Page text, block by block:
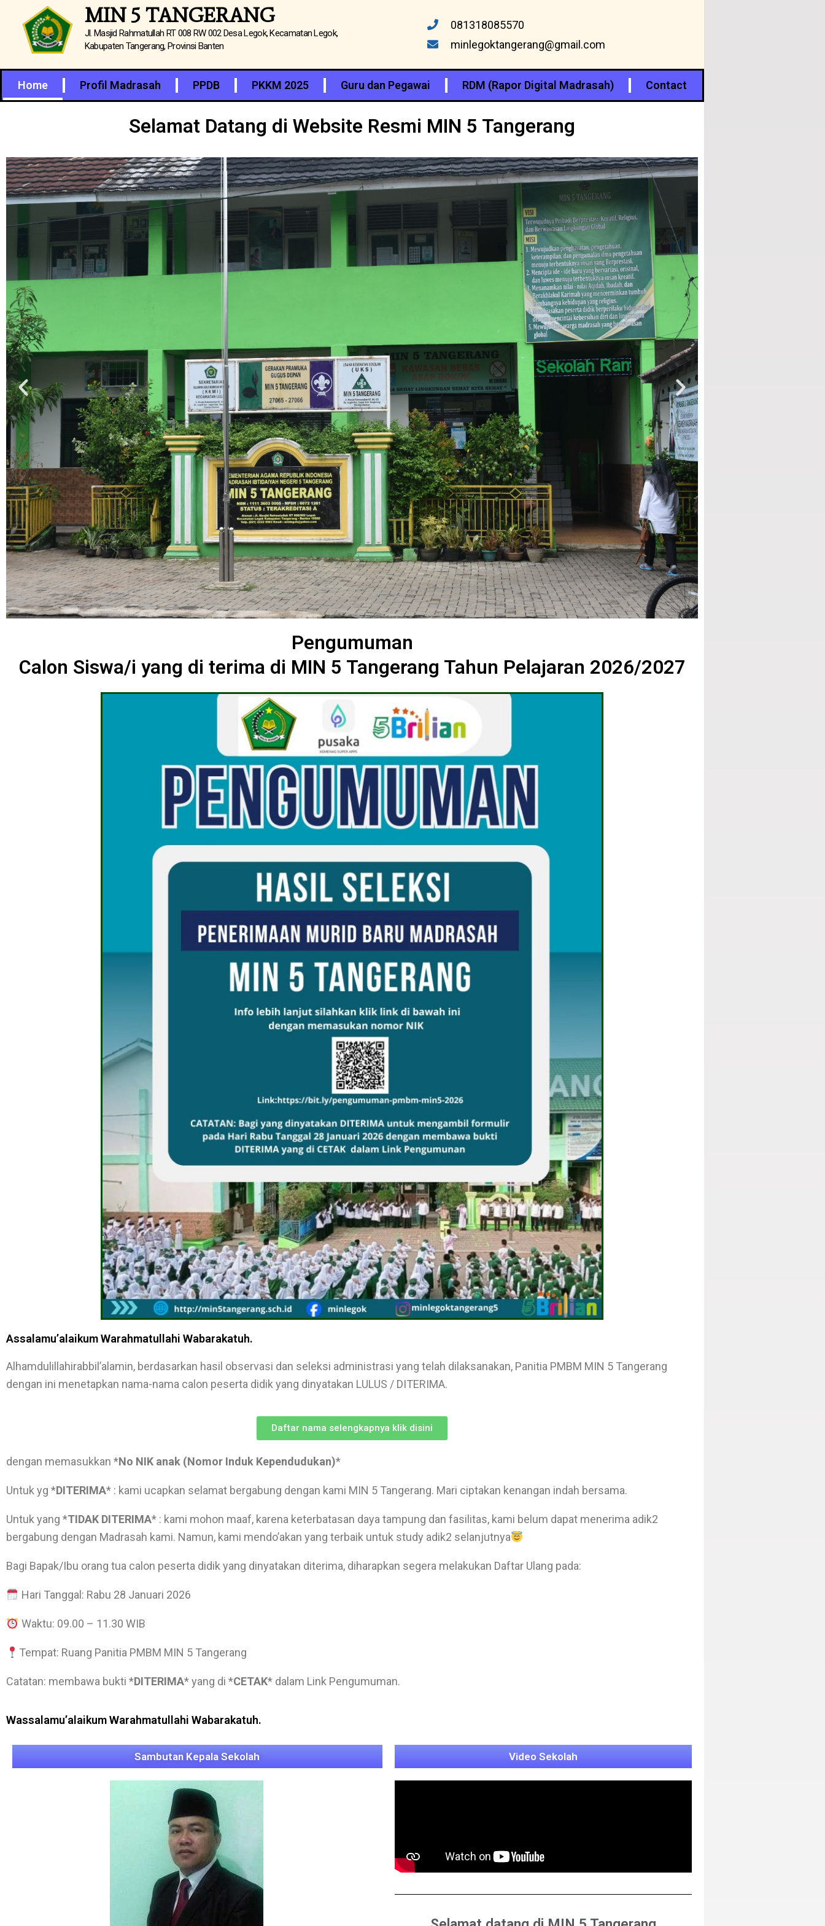
konten
MIN 5 TANGERANG
Jl. Masjid Rahmatullah RT 008 RW 002 Desa Legok, Kecamatan Legok,
Kabupaten Tangerang, Provinsi Banten
081318085570
minlegoktangerang@gmail.com
Home Profil Madrasah PPDB PKKM 2025 Guru dan Pegawai RDM (Rapor Digital Madrasah) Contact
Selamat Datang di Website Resmi MIN 5 Tangerang
Pengumuman
Calon Siswa/i yang di terima di MIN 5 Tangerang Tahun Pelajaran 2026/2027
Assalamu’alaikum Warahmatullahi Wabarakatuh.
Alhamdulillahirabbil’alamin, berdasarkan hasil observasi dan seleksi administrasi yang telah dilaksanakan, Panitia PMBM MIN 5 Tangerang
dengan ini menetapkan nama-nama calon peserta didik yang dinyatakan LULUS / DITERIMA.
Daftar nama selengkapnya klik disini
dengan memasukkan *No NIK anak (Nomor Induk Kependudukan)*
Untuk yg *DITERIMA* : kami ucapkan selamat bergabung dengan kami MIN 5 Tangerang. Mari ciptakan kenangan indah bersama.
Untuk yang *TIDAK DITERIMA* : kami mohon maaf, karena keterbatasan daya tampung dan fasilitas, kami belum dapat menerima adik2
bergabung dengan Madrasah kami. Namun, kami mendo’akan yang terbaik untuk study adik2 selanjutnya
Bagi Bapak/Ibu orang tua calon peserta didik yang dinyatakan diterima, diharapkan segera melakukan Daftar Ulang pada:
Hari Tanggal: Rabu 28 Januari 2026
️ Waktu: 09.00 – 11.30 WIB
Tempat: Ruang Panitia PMBM MIN 5 Tangerang
Catatan: membawa bukti *DITERIMA* yang di *CETAK* dalam Link Pengumuman.
Wassalamu’alaikum Warahmatullahi Wabarakatuh.
Sambutan Kepala Sekolah Video Sekolah